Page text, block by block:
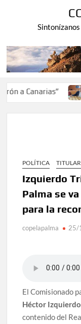
POLÍTICA
Izquierdo
Palma se
para la
copelapalma 25/
El Comisionado
Héctor
contenido del